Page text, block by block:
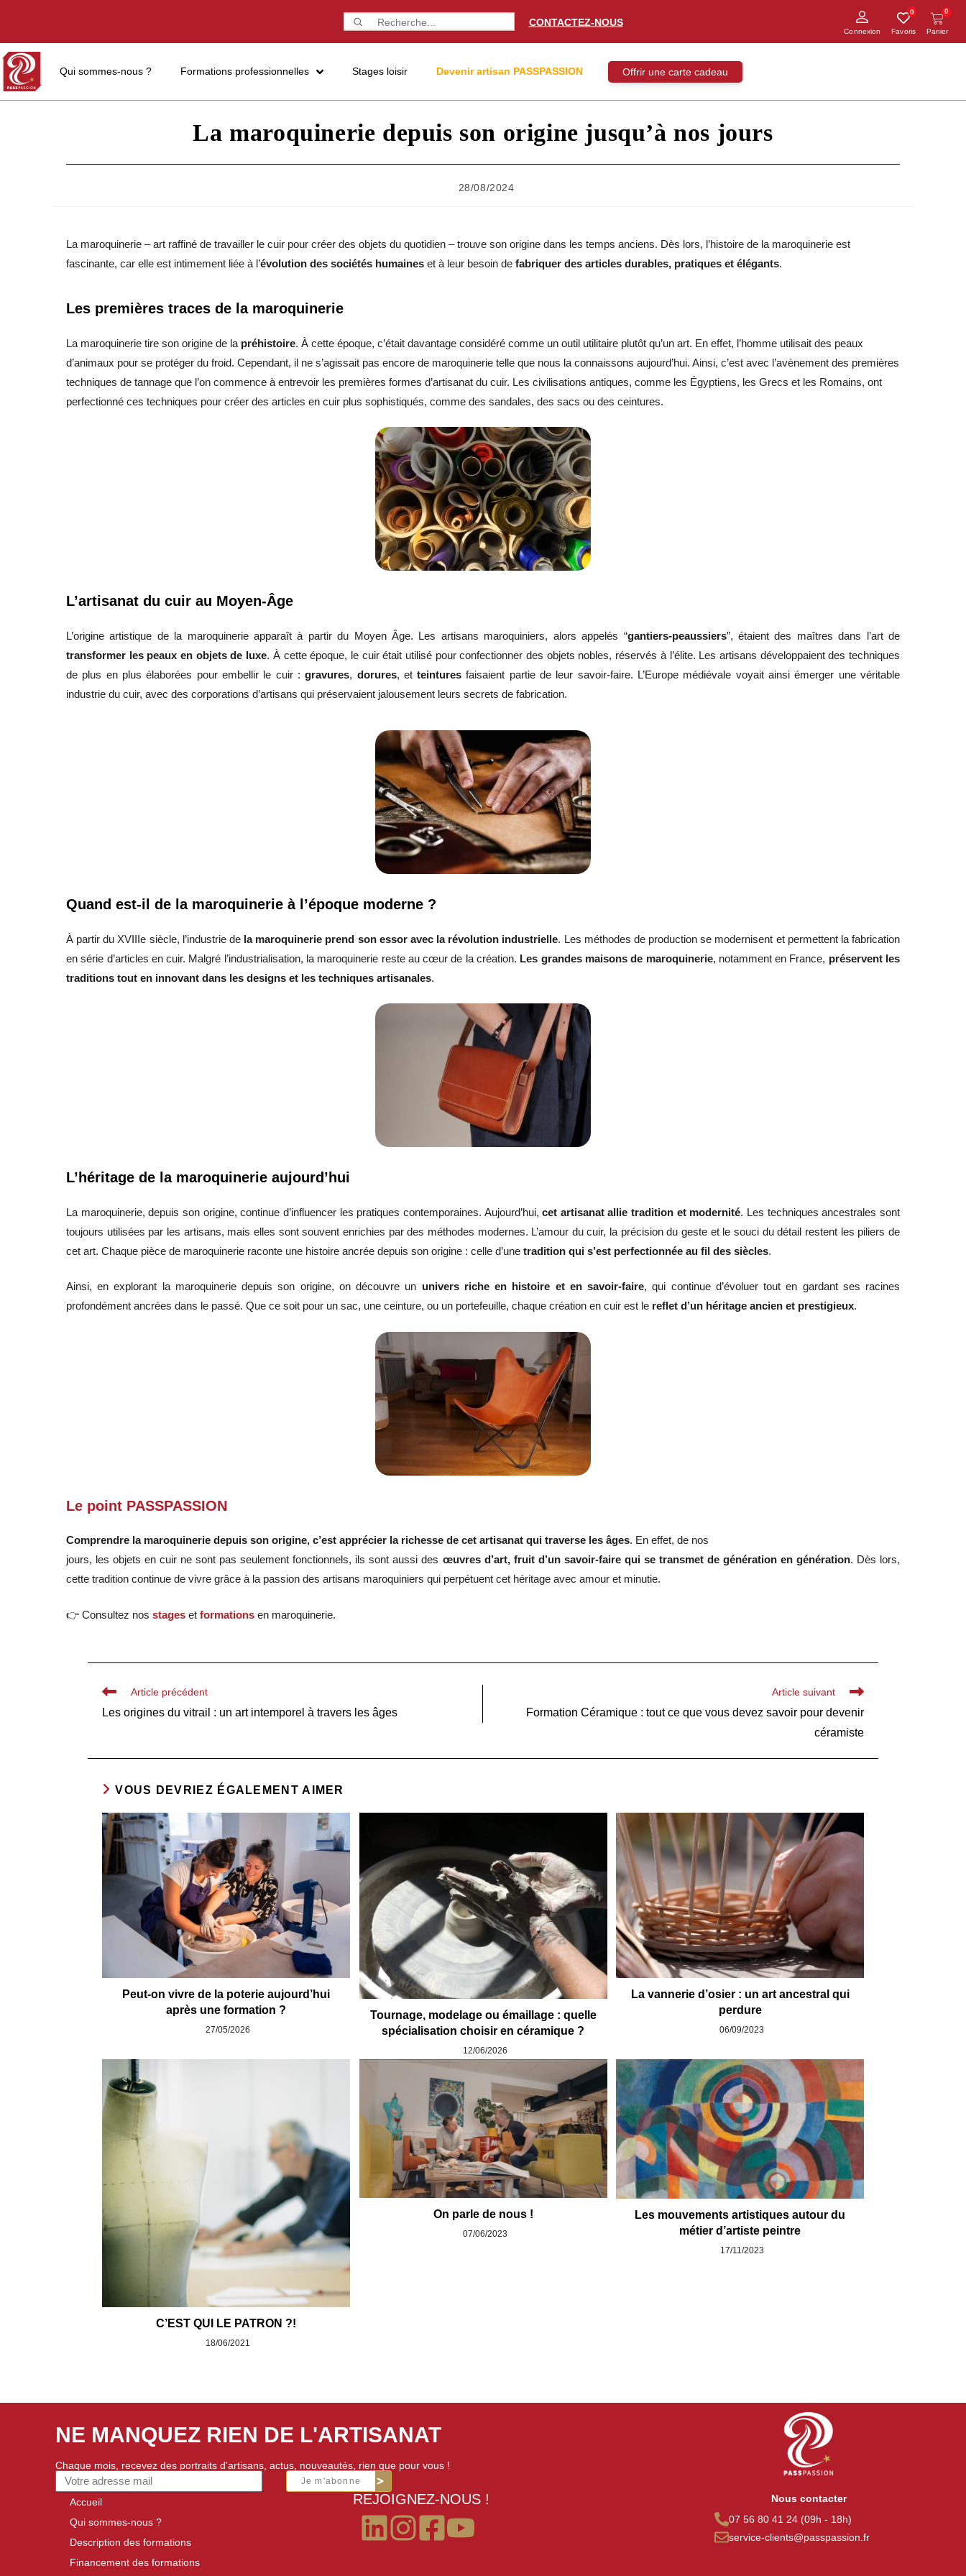
CONTACTEZ-NOUS
0 0
Qui sommes-nous ? Formations professionnelles Stages loisir Devenir artisan PASSPASSION Offrir une carte cadeau
La maroquinerie depuis son origine jusqu’à nos jours
28/08/2024
La maroquinerie – art raffiné de travailler le cuir pour créer des objets du quotidien – trouve son origine dans les temps anciens. Dès lors, l’histoire de la maroquinerie est
fascinante, car elle est intimement liée à l’évolution des sociétés humaines et à leur besoin de fabriquer des articles durables, pratiques et élégants.
Les premières traces de la maroquinerie
La maroquinerie tire son origine de la préhistoire. À cette époque, c’était davantage considéré comme un outil utilitaire plutôt qu’un art. En effet, l’homme utilisait des peaux
d’animaux pour se protéger du froid. Cependant, il ne s’agissait pas encore de maroquinerie telle que nous la connaissons aujourd’hui. Ainsi, c’est avec l’avènement des premières
techniques de tannage que l’on commence à entrevoir les premières formes d’artisanat du cuir. Les civilisations antiques, comme les Égyptiens, les Grecs et les Romains, ont
perfectionné ces techniques pour créer des articles en cuir plus sophistiqués, comme des sandales, des sacs ou des ceintures.
L’artisanat du cuir au Moyen-Âge
L’origine artistique de la maroquinerie apparaît à partir du Moyen Âge. Les artisans maroquiniers, alors appelés “gantiers-peaussiers”, étaient des maîtres dans l’art de
transformer les peaux en objets de luxe. À cette époque, le cuir était utilisé pour confectionner des objets nobles, réservés à l’élite. Les artisans développaient des techniques
de plus en plus élaborées pour embellir le cuir :gravures, dorures, etteintures faisaient partie de leur savoir-faire. L’Europe médiévale voyait ainsi émerger une véritable
industrie du cuir, avec des corporations d’artisans qui préservaient jalousement leurs secrets de fabrication.
Quand est-il de la maroquinerie à l’époque moderne ?
À partir du XVIIIe siècle, l’industrie de la maroquinerie prend son essor avec la révolution industrielle. Les méthodes de production se modernisent et permettent la fabrication
en série d’articles en cuir. Malgré l’industrialisation, la maroquinerie reste au cœur de la création. Les grandes maisons de maroquinerie, notamment en France, préservent les
traditions tout en innovant dans les designs et les techniques artisanales.
L’héritage de la maroquinerie aujourd’hui
La maroquinerie, depuis son origine, continue d’influencer les pratiques contemporaines. Aujourd’hui,cet artisanat allie tradition et modernité. Les techniques ancestrales sont
toujours utilisées par les artisans, mais elles sont souvent enrichies par des méthodes modernes. L’amour du cuir, la précision du geste et le souci du détail restent les piliers de
cet art. Chaque pièce de maroquinerie raconte une histoire ancrée depuis son origine : celle d’une tradition qui s’est perfectionnée au fil des siècles.
Ainsi, en explorant la maroquinerie depuis son origine, on découvre un univers riche en histoire et en savoir-faire, qui continue d’évoluer tout en gardant ses racines
profondément ancrées dans le passé. Que ce soit pour un sac, une ceinture, ou un portefeuille, chaque création en cuir est le reflet d’un héritage ancien et prestigieux.
Le point PASSPASSION
Comprendre la maroquinerie depuis son origine, c’est apprécier la richesse de cet artisanat qui traverse les âges. En effet, de nos
jours, les objets en cuir ne sont pas seulement fonctionnels, ils sont aussi des œuvres d’art, fruit d’un savoir-faire qui se transmet de génération en génération. Dès lors,
cette tradition continue de vivre grâce à la passion des artisans maroquiniers qui perpétuent cet héritage avec amour et minutie.
👉 Consultez nos stages et formations en maroquinerie.
Article précédent
Les origines du vitrail : un art intemporel à travers les âges
Article suivant
Formation Céramique : tout ce que vous devez savoir pour devenir
céramiste
VOUS DEVRIEZ ÉGALEMENT AIMER
Peut-on vivre de la poterie aujourd’hui
après une formation ?
27/05/2026
Tournage, modelage ou émaillage : quelle
spécialisation choisir en céramique ?
12/06/2026
La vannerie d’osier : un art ancestral qui
perdure
06/09/2023
C’EST QUI LE PATRON ?!
18/06/2021
On parle de nous !
07/06/2023
Les mouvements artistiques autour du
métier d’artiste peintre
17/11/2023
NE MANQUEZ RIEN DE L'ARTISANAT
Chaque mois, recevez des portraits d'artisans, actus, nouveautés, rien que pour vous !
Je m'abonne
Accueil
Qui sommes-nous ?
Description des formations
Financement des formations
REJOIGNEZ-NOUS !
Nous contacter
07 56 80 41 24 (09h - 18h)
service-clients@passpassion.fr